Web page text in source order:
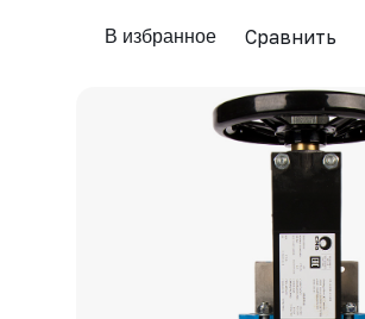
В избранное Сравнить